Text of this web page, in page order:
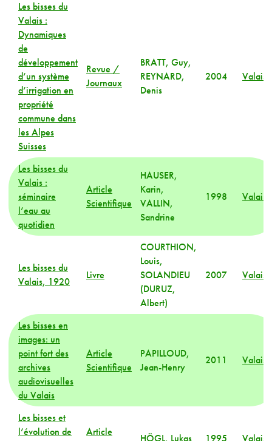
Les bisses du
Valais :
Dynamiques
de
développement
d’un système
d’irrigation en
propriété
commune dans
les Alpes
Suisses
Revue /
Journaux
BRATT, Guy,
REYNARD,
Denis
2004 Valais
Les bisses du
Valais :
séminaire
l’eau au
quotidien
Article
Scientifique
HAUSER,
Karin,
VALLIN,
Sandrine
1998 Valais
Les bisses du
Valais, 1920
Livre
COURTHION,
Louis,
SOLANDIEU
(DURUZ,
Albert)
2007 Valais
Les bisses en
images: un
point fort des
archives
audiovisuelles
du Valais
Article
Scientifique
PAPILLOUD,
Jean-Henry
2011 Valais
Les bisses et
l’évolution de
Article
HÖGL, Lukas 1995 Valais